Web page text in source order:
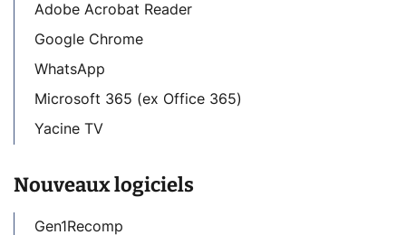
Adobe Acrobat Reader
Google Chrome
WhatsApp
Microsoft 365 (ex Office 365)
Yacine TV
Nouveaux logiciels
Gen1Recomp